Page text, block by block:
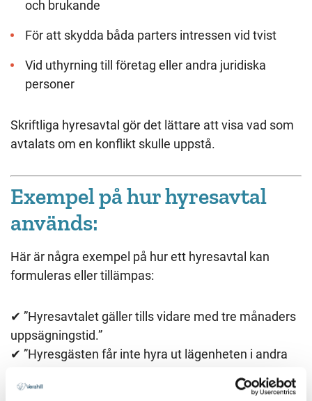
och brukande
För att skydda båda parters intressen vid tvist
Vid uthyrning till företag eller andra juridiska
personer
Skriftliga hyresavtal gör det lättare att visa vad som
avtalats om en konflikt skulle uppstå.
Exempel på hur hyresavtal
används:
Här är några exempel på hur ett hyresavtal kan
formuleras eller tillämpas:
✔︎ ”Hyresavtalet gäller tills vidare med tre månaders
uppsägningstid.”
✔︎ ”Hyresgästen får inte hyra ut lägenheten i andra
✔︎ ”Hyran ska betalas senast den sista varje månad.”